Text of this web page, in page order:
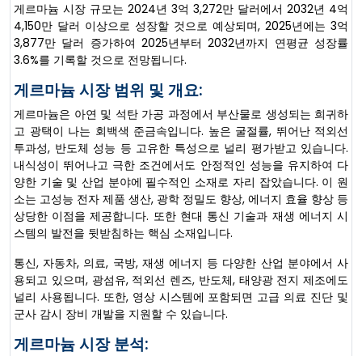
게르마늄 시장 규모는 2024년 3억 3,272만 달러에서 2032년 4억
4,150만 달러 이상으로 성장할 것으로 예상되며, 2025년에는 3억
3,877만 달러 증가하여 2025년부터 2032년까지 연평균 성장률
3.6%를 기록할 것으로 전망됩니다.
게르마늄 시장 범위 및 개요:
게르마늄은 아연 및 석탄 가공 과정에서 부산물로 생성되는 희귀하
고 광택이 나는 회백색 준금속입니다. 높은 굴절률, 뛰어난 적외선
투과성, 반도체 성능 등 고유한 특성으로 널리 평가받고 있습니다.
내식성이 뛰어나고 극한 조건에서도 안정적인 성능을 유지하여 다
양한 기술 및 산업 분야에 필수적인 소재로 자리 잡았습니다. 이 원
소는 고성능 전자 제품 생산, 광학 정밀도 향상, 에너지 효율 향상 등
상당한 이점을 제공합니다. 또한 현대 통신 기술과 재생 에너지 시
스템의 발전을 뒷받침하는 핵심 소재입니다.
통신, 자동차, 의료, 국방, 재생 에너지 등 다양한 산업 분야에서 사
용되고 있으며, 광섬유, 적외선 렌즈, 반도체, 태양광 전지 제조에도
널리 사용됩니다. 또한, 영상 시스템에 포함되면 고급 의료 진단 및
군사 감시 장비 개발을 지원할 수 있습니다.
게르마늄 시장 분석: